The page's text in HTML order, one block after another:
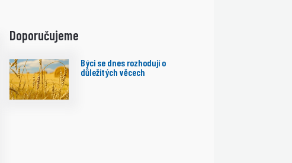
Doporučujeme
Býci se dnes rozhodují o
důležitých věcech